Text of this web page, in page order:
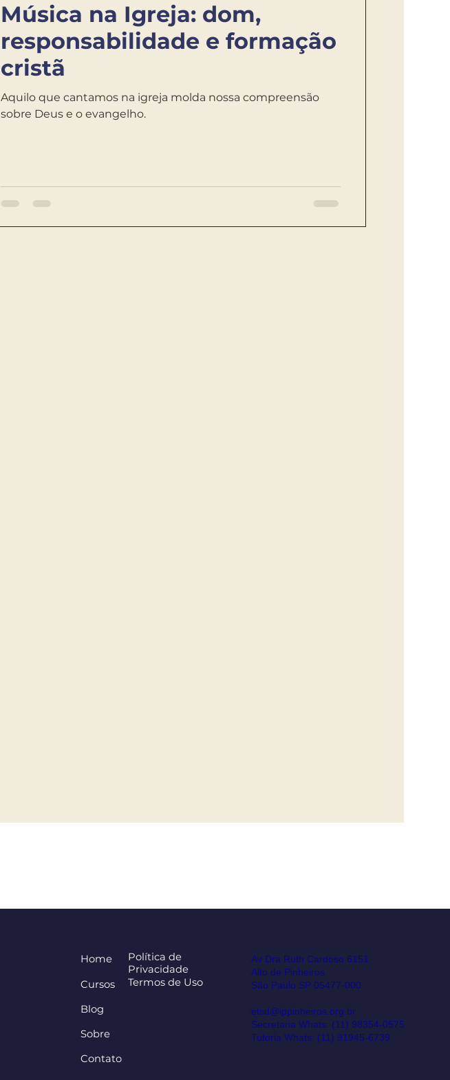
Música na Igreja: dom,
responsabilidade e formação
cristã
Aquilo que cantamos na igreja molda nossa compreensão
sobre Deus e o evangelho.
Home
Cursos
Blog
Sobre
Contato
Política de
Privacidade
Termos de Uso
Av Dra Ruth Cardoso 6151
Alto de Pinheiros
São Paulo SP 05477-000
etsd@ippinheiros.org.br
Secretaria Whats: (11) 98354-0575
Tutoria Whats: (11) 91945-6739‬